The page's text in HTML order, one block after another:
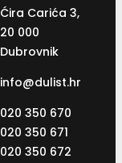
Ćira Carića 3,
20 000
Dubrovnik
info@dulist.hr
020 350 670
020 350 671
020 350 672